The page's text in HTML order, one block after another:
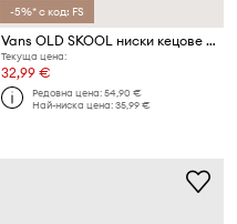
-5%* с код: FS
Vans OLD SKOOL ниски кецове за деца
Текуща цена:
32,99 €
Редовна цена:54,90 €
Най-ниска цена:35,99 €